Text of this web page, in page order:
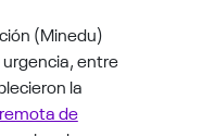
(Minedu)
entre
la
de